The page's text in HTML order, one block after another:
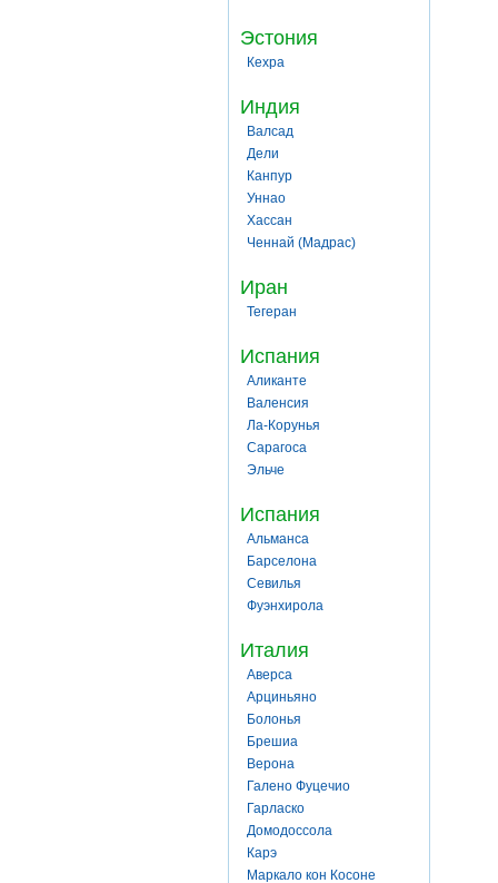
Эстония
Кехра
Индия
Валсад
Дели
Канпур
Уннао
Хассан
Ченнай (Мадрас)
Иран
Тегеран
Испания
Аликанте
Валенсия
Ла-Корунья
Сарагоса
Эльче
Испания
Альманса
Барселона
Севилья
Фуэнхирола
Италия
Аверса
Арциньяно
Болонья
Брешиа
Верона
Галено Фуцечио
Гарласко
Домодоссола
Карэ
Маркало кон Косоне